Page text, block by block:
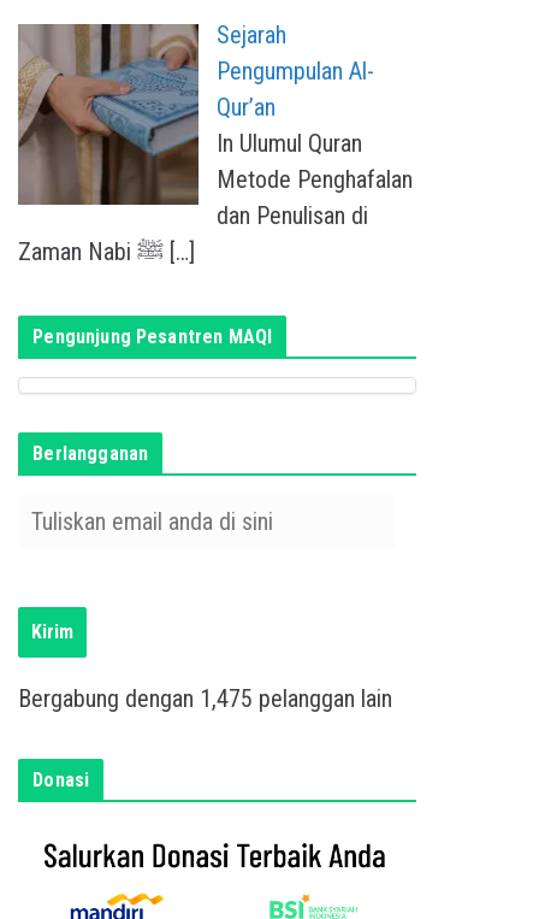
Sejarah
Pengumpulan Al-
Qur’an
In Ulumul Quran
Metode Penghafalan
dan Penulisan di
[…]
Pengunjung Pesantren MAQI
Berlangganan
k
a
a
Kirim
Bergabung dengan 1,475 pelanggan lain
Donasi